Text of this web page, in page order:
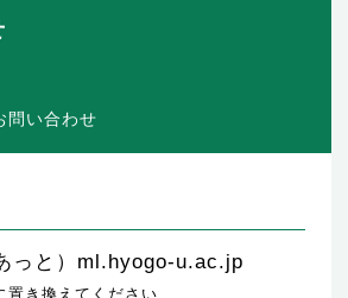
問い合わせ
っと）ml.hyogo-u.ac.jp
き換えてください